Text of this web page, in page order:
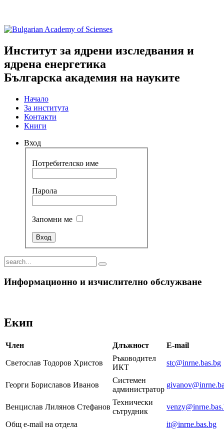
Институт за ядрени изследвания и
ядрена енергетика
Българска академия на науките
Начало
За института
Контакти
Книги
Вход
Потребителско име
Парола
Запомни ме
Информационно и изчислително обслужване
Екип
Член Длъжност E-mail
Светослав Тодоров Христов
Ръководител
ИКТ
stc@inrne.bas.bg
Георги Бориславов Иванов
Системен
администратор
Венцислав Лилянов Стефанов
Технически
сътрудник
Общ e-mail на отдела it@inrne.bas.bg